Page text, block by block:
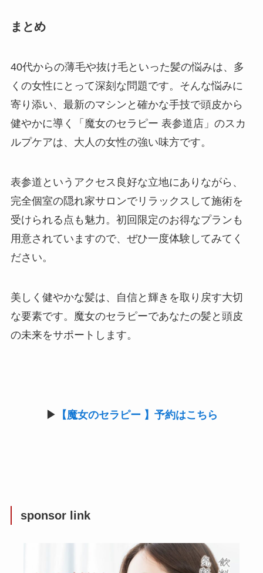
まとめ
40代からの薄毛や抜け毛といった髪の悩みは、多
くの女性にとって深刻な問題です。そんな悩みに
寄り添い、最新のマシンと確かな手技で頭皮から
健やかに導く「魔女のセラピー 表参道店」のスカ
ルプケアは、大人の女性の強い味方です。
表参道というアクセス良好な立地にありながら、
完全個室の隠れ家サロンでリラックスして施術を
受けられる点も魅力。初回限定のお得なプランも
用意されていますので、ぜひ一度体験してみてく
ださい。
美しく健やかな髪は、自信と輝きを取り戻す大切
な要素です。魔女のセラピーであなたの髪と頭皮
の未来をサポートします。
▶︎ 【魔女のセラピー 】予約はこちら
sponsor link